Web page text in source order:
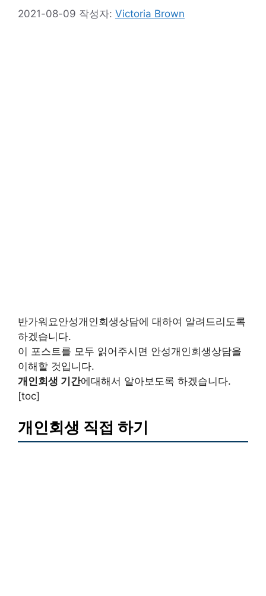
2021-08-09 작성자: Victoria Brown
반가워요안성개인회생상담에 대하여 알려드리도록
하겠습니다.
이 포스트를 모두 읽어주시면 안성개인회생상담을
이해할 것입니다.
개인회생 기간에대해서 알아보도록 하겠습니다.
[toc]
개인회생 직접 하기